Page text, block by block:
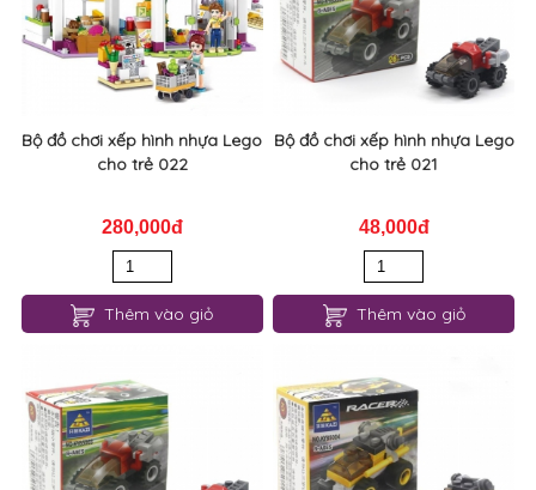
Bộ đồ chơi xếp hình nhựa Lego
cho trẻ 022
280,000đ
Thêm vào giỏ
Bộ đồ chơi xếp hình nhựa Lego
cho trẻ 021
48,000đ
Thêm vào giỏ